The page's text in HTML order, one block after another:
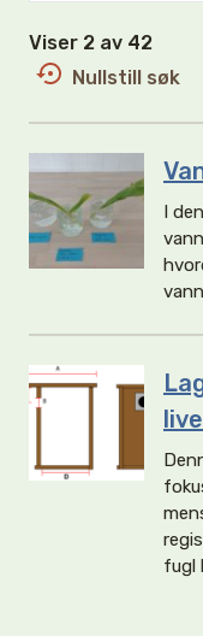
Viser 2 av 42
Nullstill søk
I
fugl